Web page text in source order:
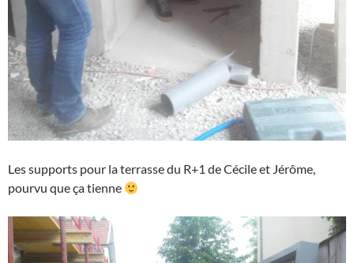
Les supports pour la terrasse du R+1 de Cécile et Jérôme,
pourvu que ça tienne